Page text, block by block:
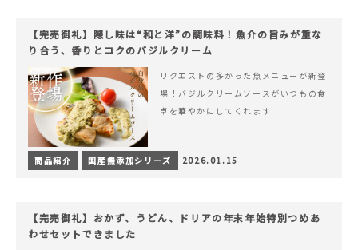
【完売御礼】隠し味は“和と洋”の調味料！魚介の旨みが重な
り合う、香りとコクのバジルクリーム
リクエストの多かった魚メニューが新登
場！バジルクリームソースがいつもの食
卓を華やかにしてくれます
商品紹介 国産無添加シリーズ 2026.01.15
【完売御礼】おかず、うどん、ドリアの年末年始特別つめあ
わせセットできました